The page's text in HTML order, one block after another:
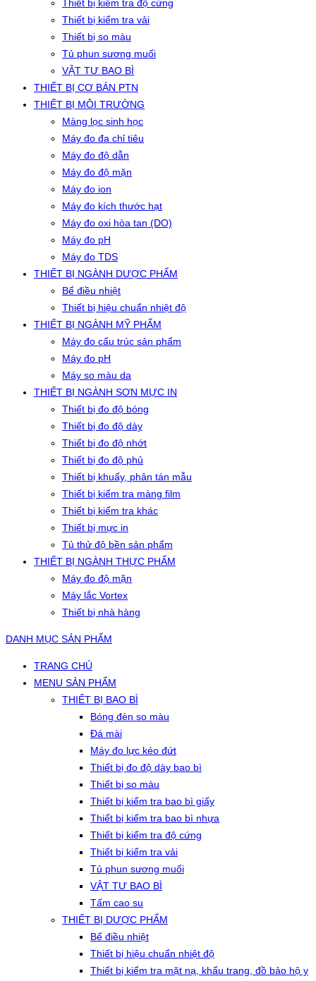
Thiết bị kiểm tra độ cứng
Thiết bị kiểm tra vải
Thiết bị so màu
Tủ phun sương muối
VẬT TƯ BAO BÌ
THIẾT BỊ CƠ BẢN PTN
THIẾT BỊ MÔI TRƯỜNG
Màng lọc sinh học
Máy đo đa chỉ tiêu
Máy đo độ dẫn
Máy đo độ mặn
Máy đo ion
Máy đo kích thước hạt
Máy đo oxi hòa tan (DO)
Máy đo pH
Máy đo TDS
THIẾT BỊ NGÀNH DƯỢC PHẨM
Bể điều nhiệt
Thiết bị hiệu chuẩn nhiệt độ
THIẾT BỊ NGÀNH MỸ PHẨM
Máy đo cấu trúc sản phẩm
Máy đo pH
Máy so màu da
THIẾT BỊ NGÀNH SƠN MỰC IN
Thiết bị đo độ bóng
Thiết bị đo độ dày
Thiết bị đo độ nhớt
Thiết bị đo độ phủ
Thiết bị khuấy, phân tán mẫu
Thiết bị kiểm tra màng film
Thiết bị kiểm tra khác
Thiết bị mực in
Tủ thử độ bền sản phẩm
THIẾT BỊ NGÀNH THỰC PHẨM
Máy đo độ mặn
Máy lắc Vortex
Thiết bị nhà hàng
DANH MỤC SẢN PHẨM
TRANG CHỦ
MENU SẢN PHẨM
THIẾT BỊ BAO BÌ
Bóng đèn so màu
Đá mài
Máy đo lực kéo đứt
Thiết bị đo độ dày bao bì
Thiết bị so màu
Thiết bị kiểm tra bao bì giấy
Thiết bị kiểm tra bao bì nhựa
Thiết bị kiểm tra độ cứng
Thiết bị kiểm tra vải
Tủ phun sương muối
VẬT TƯ BAO BÌ
Tấm cao su
THIẾT BỊ DƯỢC PHẨM
Bể điều nhiệt
Thiết bị hiệu chuẩn nhiệt độ
Thiết bị kiểm tra mặt nạ, khẩu trang, đồ bảo hộ y